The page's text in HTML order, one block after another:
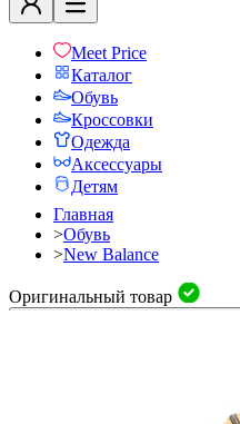
Meet Price
Каталог
Обувь
Кроссовки
Одежда
Аксессуары
Детям
Главная
>Обувь
>New Balance
Оригинальный товар